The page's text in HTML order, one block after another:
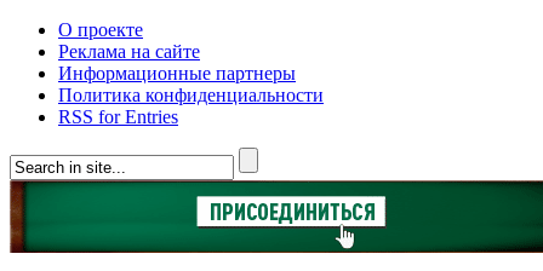
О проекте
Реклама на сайте
Информационные партнеры
Политика конфиденциальности
RSS for Entries